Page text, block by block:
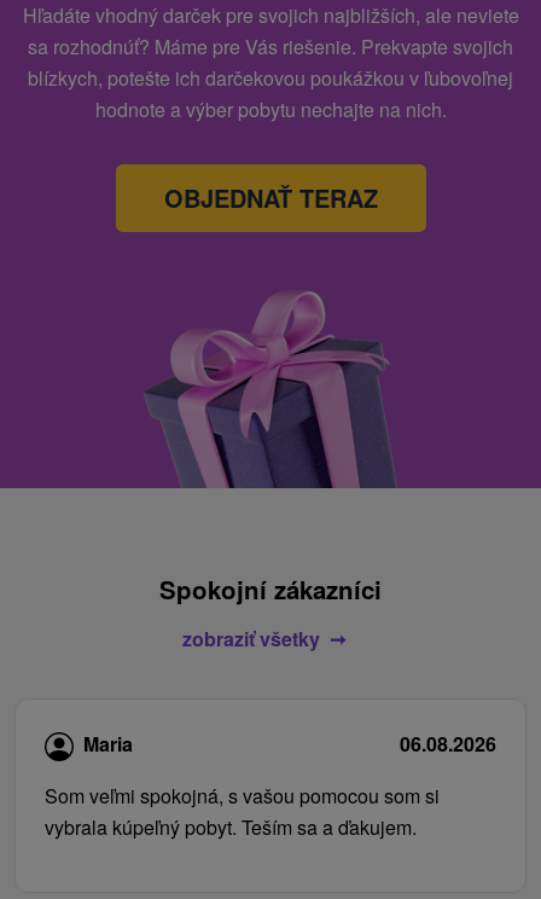
Hľadáte vhodný darček pre svojich najbližších, ale neviete
sa rozhodnúť? Máme pre Vás riešenie. Prekvapte svojich
blízkych, potešte ich darčekovou poukážkou v ľubovoľnej
hodnote a výber pobytu nechajte na nich.
OBJEDNAŤ TERAZ
Spokojní zákazníci
zobraziť všetky
Maria
06.08.2026
Som veľmi spokojná, s vašou pomocou som si
vybrala kúpeľný pobyt. Teším sa a ďakujem.